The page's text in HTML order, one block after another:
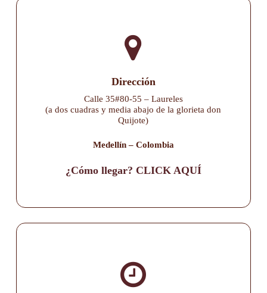
Dirección
Calle 35#80-55 – Laureles
(a dos cuadras y media abajo de la glorieta don
Quijote)
Medellín – Colombia
¿Cómo llegar? CLICK AQUÍ